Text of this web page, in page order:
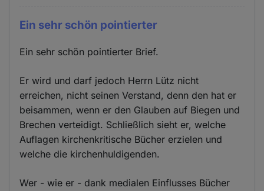
Ein sehr schön pointierter
Ein sehr schön pointierter Brief.
Er wird und darf jedoch Herrn Lütz nicht
erreichen, nicht seinen Verstand, denn den hat er
beisammen, wenn er den Glauben auf Biegen und
Brechen verteidigt. Schließlich sieht er, welche
Auflagen kirchenkritische Bücher erzielen und
welche die kirchenhuldigenden.
Wer - wie er - dank medialen Einflusses Bücher